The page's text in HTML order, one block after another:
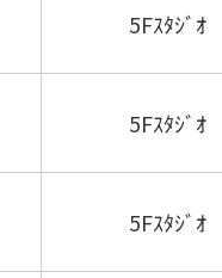
5Fｽﾀｼﾞｵ
5Fｽﾀｼﾞｵ
5Fｽﾀｼﾞｵ